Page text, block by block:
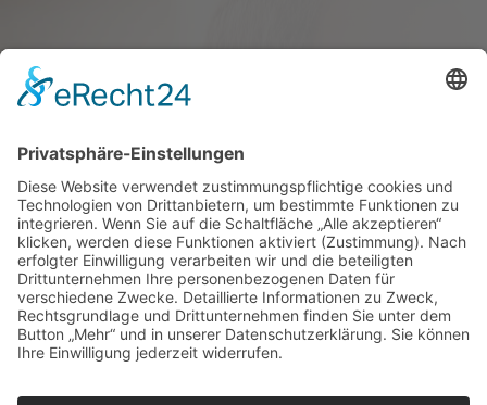
verkaufen und darin
wohnen bleiben
Verkaufen Sie Ihr Haus oder Ihre
Eigen­tums­woh­nung und bleiben Sie
darin wohnen.
Jetzt Ermittlung starten »